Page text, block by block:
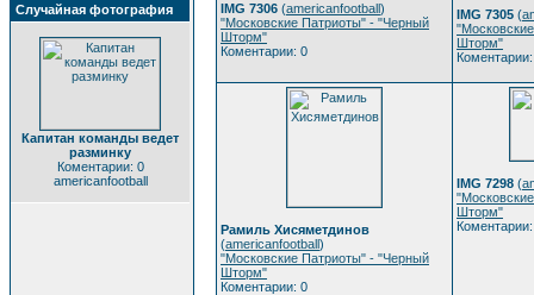
Случайная фотография
Капитан команды ведет
разминку
Коментарии: 0
americanfootball
IMG 7306 (americanfootball)
"Московские Патриоты" - "Черный
Шторм"
Коментарии: 0
IMG 7305 (
Шторм"
Рамиль Хисяметдинов
(americanfootball)
"Московские Патриоты" - "Черный
Шторм"
Коментарии: 0
IMG 7298 (
Шторм"